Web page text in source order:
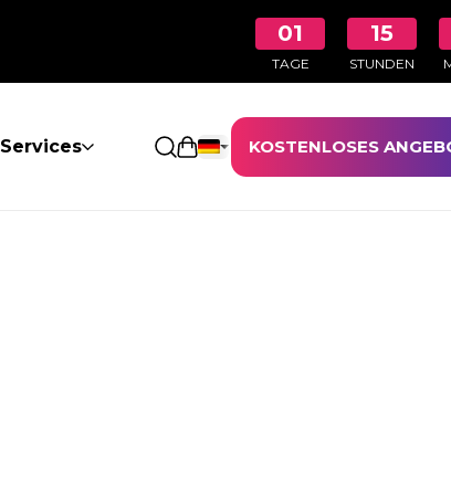
01
TAGE
15
STUNDEN
Services Einkaufswagen öffnen
KOSTENLOSES